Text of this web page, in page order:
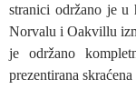
stranici održano je u
Norvalu i Oakvillu
je održano
prezentirana